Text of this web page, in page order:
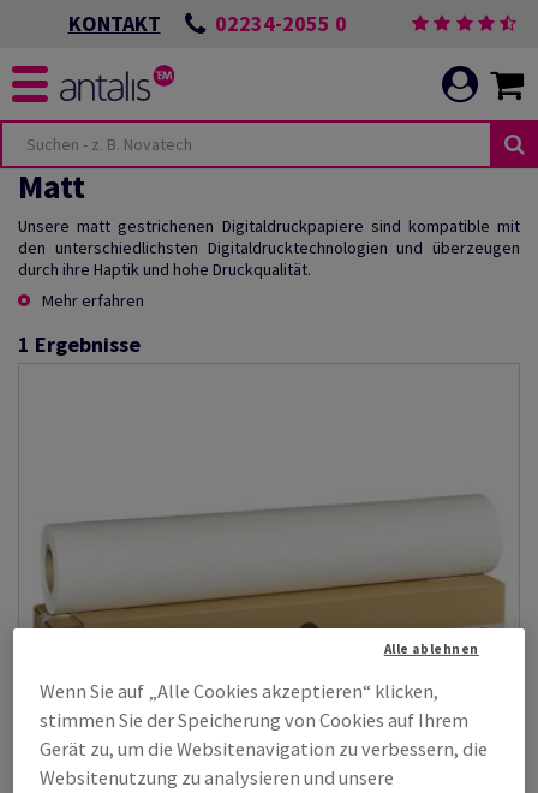
KONTAKT 02234-2055 0
Matt
Unsere matt gestrichenen Digitaldruckpapiere sind kompatible mit
den unterschiedlichsten Digitaldrucktechnologien und überzeugen
durch ihre Haptik und hohe Druckqualität.
Mehr erfahren
1 Ergebnisse
Wenn Sie auf „Alle Cookies akzeptieren“ klicken,
stimmen Sie der Speicherung von Cookies auf Ihrem
Gerät zu, um die Websitenavigation zu verbessern, die
Websitenutzung zu analysieren und unsere
Alle ablehnen